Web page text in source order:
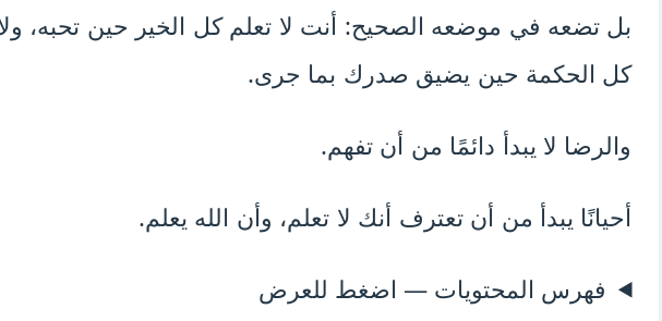
بل تضعه في موضعه الصحيح: أنت لا تعلم كل الخير حين تحبه،
كل الحكمة حين يضيق صدرك بما جرى.
والرضا لا يبدأ دائمًا من أن تفهم.
أحيانًا يبدأ من أن تعترف أنك لا تعلم، وأن الله يعلم.
فهرس المحتويات — اضغط للعرض